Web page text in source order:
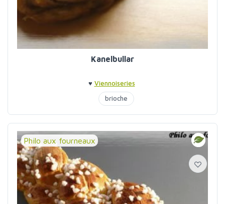
Kanelbullar
♥ Viennoiseries
brioche
Philo aux fourneaux